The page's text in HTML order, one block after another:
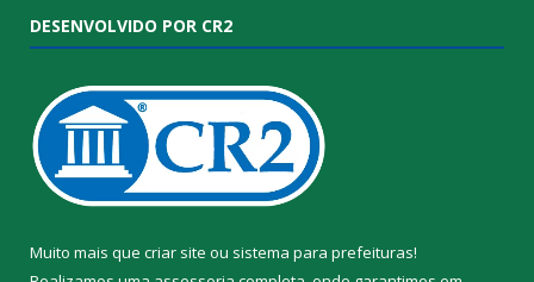
DESENVOLVIDO POR CR2
Muito mais que criar site ou sistema para prefeituras!